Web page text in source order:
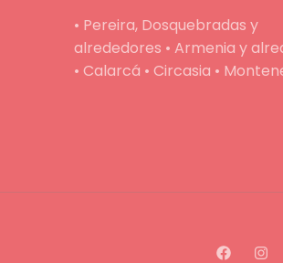
• Pereira, Dosquebradas y
alrededores • Armenia y
• Calarcá • Circasia •